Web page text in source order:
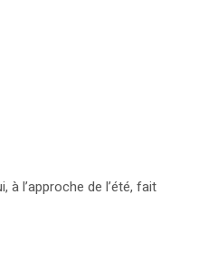
l’approche de l’été, fait